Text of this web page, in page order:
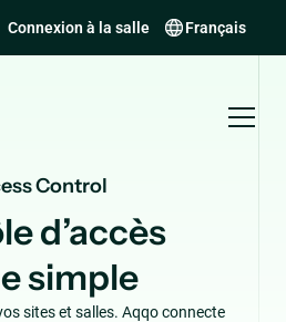
Connexion à la salle Français
Control
d’accès
simple
sites et salles. Aqqo connecte